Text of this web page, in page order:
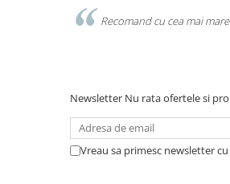
Recomand cu cea mai
Newsletter Nu rata ofertele si
Vreau sa primesc newsletter